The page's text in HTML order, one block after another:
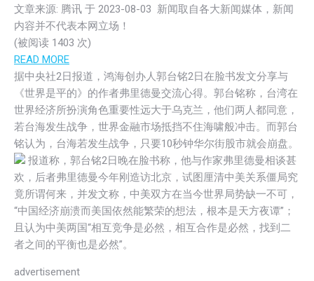
文章来源: 腾讯 于 2023-08-03 新闻取自各大新闻媒体，新闻
内容并不代表本网立场！
(被阅读 1403 次)
READ MORE
据中央社2日报道，鸿海创办人郭台铭2日在脸书发文分享与
《世界是平的》的作者弗里德曼交流心得。郭台铭称，台湾在
世界经济所扮演角色重要性远大于乌克兰，他们两人都同意，
若台海发生战争，世界金融市场抵挡不住海啸般冲击。而郭台
铭认为，台海若发生战争，只要10秒钟华尔街股市就会崩盘。
报道称，郭台铭2日晚在脸书称，他与作家弗里德曼相谈甚
欢，后者弗里德曼今年刚造访北京，试图厘清中美关系僵局究
竟所谓何来，并发文称，中美双方在当今世界局势缺一不可，
“中国经济崩溃而美国依然能繁荣的想法，根本是天方夜谭”；
且认为中美两国“相互竞争是必然，相互合作是必然，找到二
者之间的平衡也是必然”。
advertisement